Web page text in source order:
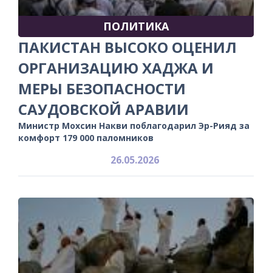
ПОЛИТИКА
ПАКИСТАН ВЫСОКО ОЦЕНИЛ
ОРГАНИЗАЦИЮ ХАДЖА И
МЕРЫ БЕЗОПАСНОСТИ
САУДОВСКОЙ АРАВИИ
Министр Мохсин Накви поблагодарил Эр-Рияд за
комфорт 179 000 паломников
26.05.2026